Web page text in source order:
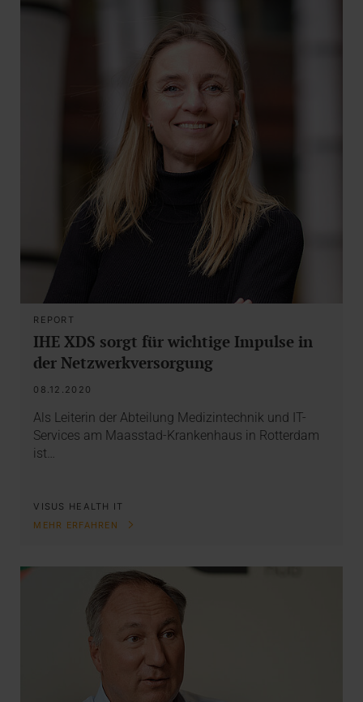
REPORT
IHE XDS sorgt für wichtige Impulse in
der Netzwerkversorgung
08.12.2020
Als Leiterin der Abteilung Medizintechnik und IT-
Services am Maasstad-Krankenhaus in Rotterdam
ist…
VISUS HEALTH IT
MEHR ERFAHREN